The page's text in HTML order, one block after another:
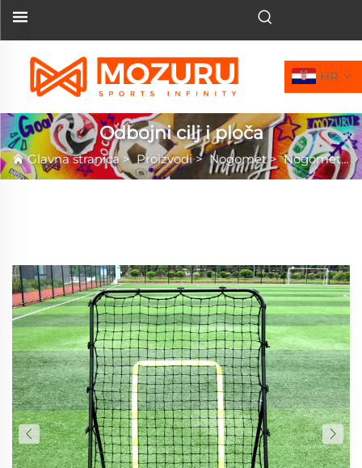
HR
Odbojni cilj i ploča
Glavna stranica>Proizvodi>Nogomet>Nogometni gol